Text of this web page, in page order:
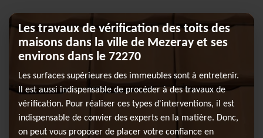
Les travaux de vérification des toits des
maisons dans la ville de Mezeray et ses
environs dans le 72270
Les surfaces supérieures des immeubles sont à entretenir.
Il est aussi indispensable de procéder à des travaux de
vérification. Pour réaliser ces types d'interventions, il est
indispensable de convier des experts en la matière. Donc,
on peut vous proposer de placer votre confiance en